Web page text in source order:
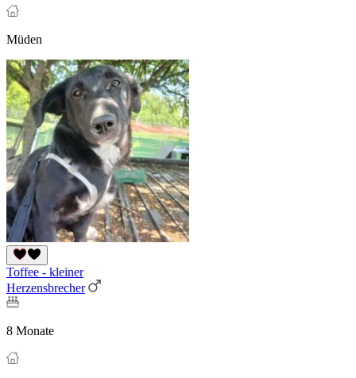
Müden
Toffee - kleiner
Herzensbrecher
8 Monate